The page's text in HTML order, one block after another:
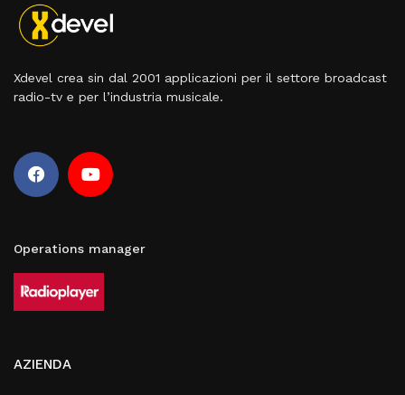
Xdevel crea sin dal 2001 applicazioni per il settore broadcast
radio-tv e per l’industria musicale.
Operations manager
AZIENDA